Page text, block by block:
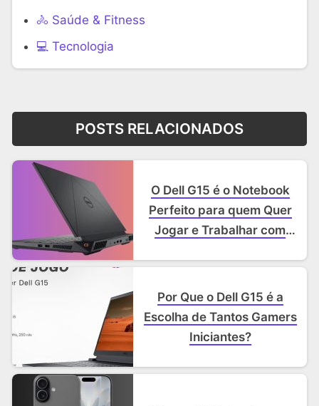
🚴 Saúde & Fitness
‍💻 Tecnologia
POSTS RELACIONADOS
O Dell G15 é o Notebook
Perfeito para quem Quer
Jogar e Trabalhar com
Por Que o Dell G15 é a
Escolha de Tantos Gamers
Iniciantes?